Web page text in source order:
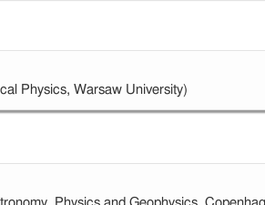
Physics, Warsaw University)